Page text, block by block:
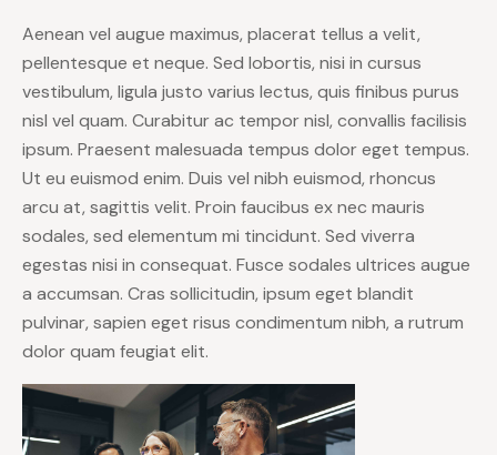
Aenean vel augue maximus, placerat tellus a velit,
pellentesque et neque. Sed lobortis, nisi in cursus
vestibulum, ligula justo varius lectus, quis finibus purus
nisl vel quam. Curabitur ac tempor nisl, convallis facilisis
ipsum. Praesent malesuada tempus dolor eget tempus.
Ut eu euismod enim. Duis vel nibh euismod, rhoncus
arcu at, sagittis velit. Proin faucibus ex nec mauris
sodales, sed elementum mi tincidunt. Sed viverra
egestas nisi in consequat. Fusce sodales ultrices augue
a accumsan. Cras sollicitudin, ipsum eget blandit
pulvinar, sapien eget risus condimentum nibh, a rutrum
dolor quam feugiat elit.